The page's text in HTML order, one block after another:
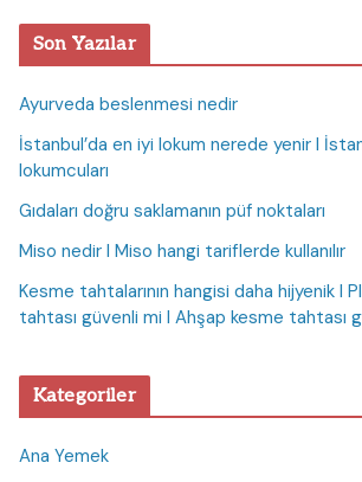
Son Yazılar
Ayurveda beslenmesi nedir
İstanbul’da en iyi lokum nerede yenir I
lokumcuları
Gıdaları doğru saklamanın püf noktaları
Miso nedir I Miso hangi tariflerde kullanılır
Kesme tahtalarının hangisi daha hijyenik I
tahtası güvenli mi I Ahşap kesme tahtası
Kategoriler
Ana Yemek